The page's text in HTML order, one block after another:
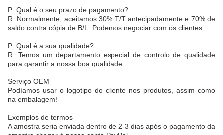
P: Qual é o seu prazo de pagamento?
R: Normalmente, aceitamos 30% T/T antecipadamente e 70% de
saldo contra cópia de B/L. Podemos negociar com os clientes.
P: Qual é a sua qualidade?
R: Temos um departamento especial de controlo de qualidade
para garantir a nossa boa qualidade.
Serviço OEM
Podíamos usar o logotipo do cliente nos produtos, assim como
na embalagem!
Exemplos de termos
A amostra seria enviada dentro de 2-3 dias após o pagamento da